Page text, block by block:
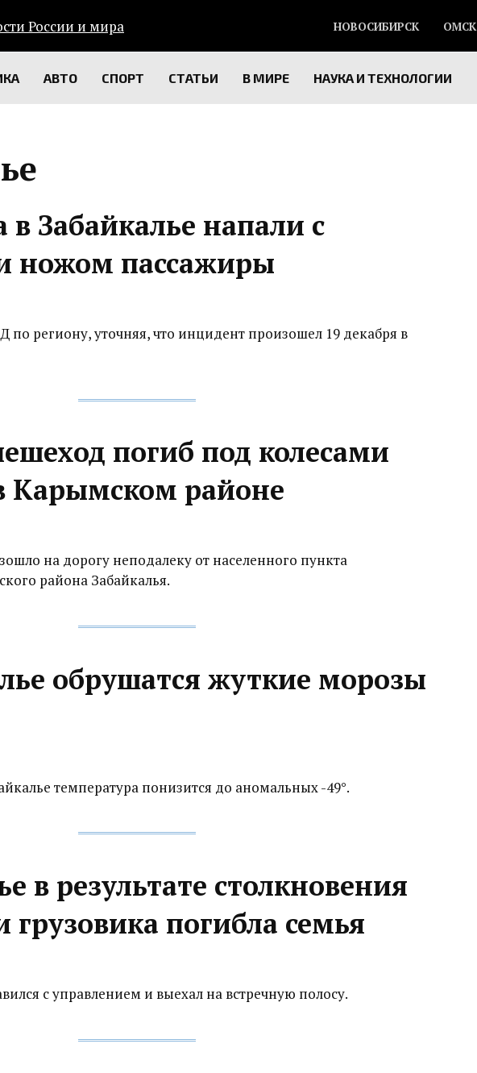
НОВОСИБИРСК ОМСК
АВТО СПОРТ СТАТЬИ В МИРЕ НАУКА И ТЕХНОЛОГИИ
в Забайкалье напали с
ножом пассажиры
региону, уточняя, что инцидент произошел 19 декабря в
погиб под колесами
Карымском районе
на дорогу неподалеку от населенного пункта
района Забайкалья.
обрушатся жуткие морозы
температура понизится до аномальных -49°.
в результате столкновения
погибла семья
с управлением и выехал на встречную полосу.